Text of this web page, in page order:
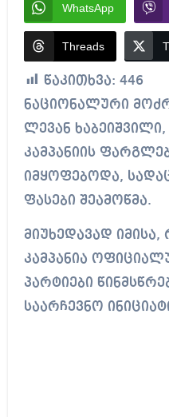
WhatsApp
Threads
წაკითხვა: 446
ნაციონალური მოძრაობის თავმჯდომარე
ლევან ხაბეიშვილი,
კამპანიის
იმყოფებოდა,
ფასები შეამოწმა.
მიუხედავად იმისა,
კამპანია
პარტიები
საარჩევნო